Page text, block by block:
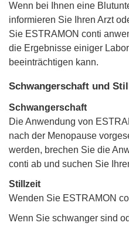
Wenn bei Ihnen eine
informieren Sie Ihren Arzt
Sie ESTRAMON conti
die Ergebnisse einiger
beeinträchtigen kann.
Schwangerschaft und
Schwangerschaft
Die Anwendung von
nach der Menopause
werden, brechen Sie die
conti ab und suchen Sie
Stillzeit
Wenden Sie ESTRAMON
Wenn Sie schwanger sind